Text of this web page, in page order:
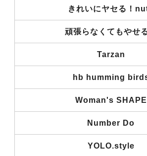
きれいにヤセる！
頑張らなくてもやせ
Tarzan
hb humming
Woman's SHAPE
Number Do
YOLO.style